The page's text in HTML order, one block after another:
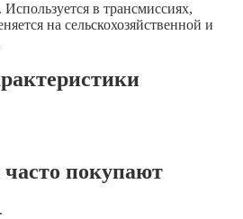
в трансмиссиях,
на сельскохозяйственной и
покупают